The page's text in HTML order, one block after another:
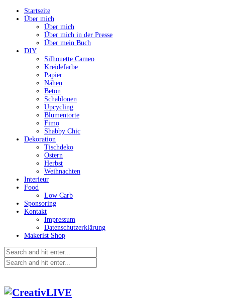
Startseite
Über mich
Über mich
Über mich in der Presse
Über mein Buch
DIY
Silhouette Cameo
Kreidefarbe
Papier
Nähen
Beton
Schablonen
Upcycling
Blumentorte
Fimo
Shabby Chic
Dekoration
Tischdeko
Ostern
Herbst
Weihnachten
Interieur
Food
Low Carb
Sponsoring
Kontakt
Impressum
Datenschutzerklärung
Makerist Shop